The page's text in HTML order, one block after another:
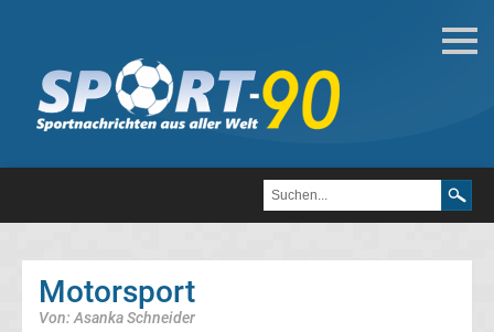
Motorsport
Formel
MotoGP
Motorsport
Von: Asanka Schneider